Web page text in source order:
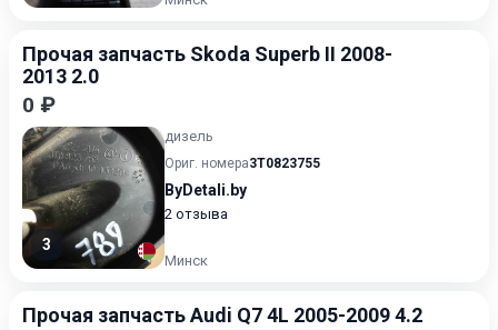
Прочая запчасть Skoda Superb II 2008-
2013 2.0
0 ₽
3
дизель
Ориг. номера3T0823755
ByDetali.by
2 отзыва
Минск
Прочая запчасть Audi Q7 4L 2005-2009 4.2